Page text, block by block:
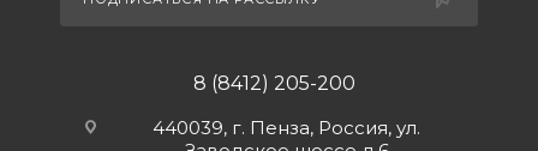
8 (8412) 205-200
440039, г. Пенза, Россия, ул.